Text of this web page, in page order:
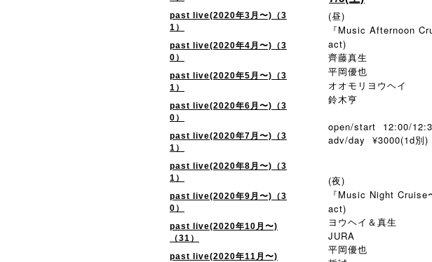
past live(2020年3月〜)（3
1）
past live(2020年4月〜)（3
0）
past live(2020年5月〜)（3
1）
past live(2020年6月〜)（3
0）
past live(2020年7月〜)（3
1）
past live(2020年8月〜)（3
1）
past live(2020年9月〜)（3
0）
past live(2020年10月〜)
（31）
past live(2020年11月〜)
(昼)
『Music Afternoon
act)
齊藤真生
平岡優也
オオモリヨウヘイ
鈴木亨
open/start 12:00/
adv/day ¥3000(1d別)
(夜)
『Music Night Cruise
act)
ヨウヘイ＆真生
JURA
平岡優也